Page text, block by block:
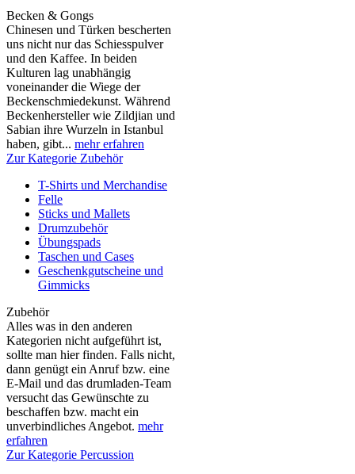
Becken & Gongs
Chinesen und Türken bescherten
uns nicht nur das Schiesspulver
und den Kaffee. In beiden
Kulturen lag unabhängig
voneinander die Wiege der
Beckenschmiedekunst. Während
Beckenhersteller wie Zildjian und
Sabian ihre Wurzeln in Istanbul
haben, gibt... mehr erfahren
Zur Kategorie Zubehör
T-Shirts und Merchandise
Felle
Sticks und Mallets
Drumzubehör
Übungspads
Taschen und Cases
Geschenkgutscheine und
Gimmicks
Zubehör
Alles was in den anderen
Kategorien nicht aufgeführt ist,
sollte man hier finden. Falls nicht,
dann genügt ein Anruf bzw. eine
E-Mail und das drumladen-Team
versucht das Gewünschte zu
beschaffen bzw. macht ein
unverbindliches Angebot. mehr
erfahren
Zur Kategorie Percussion